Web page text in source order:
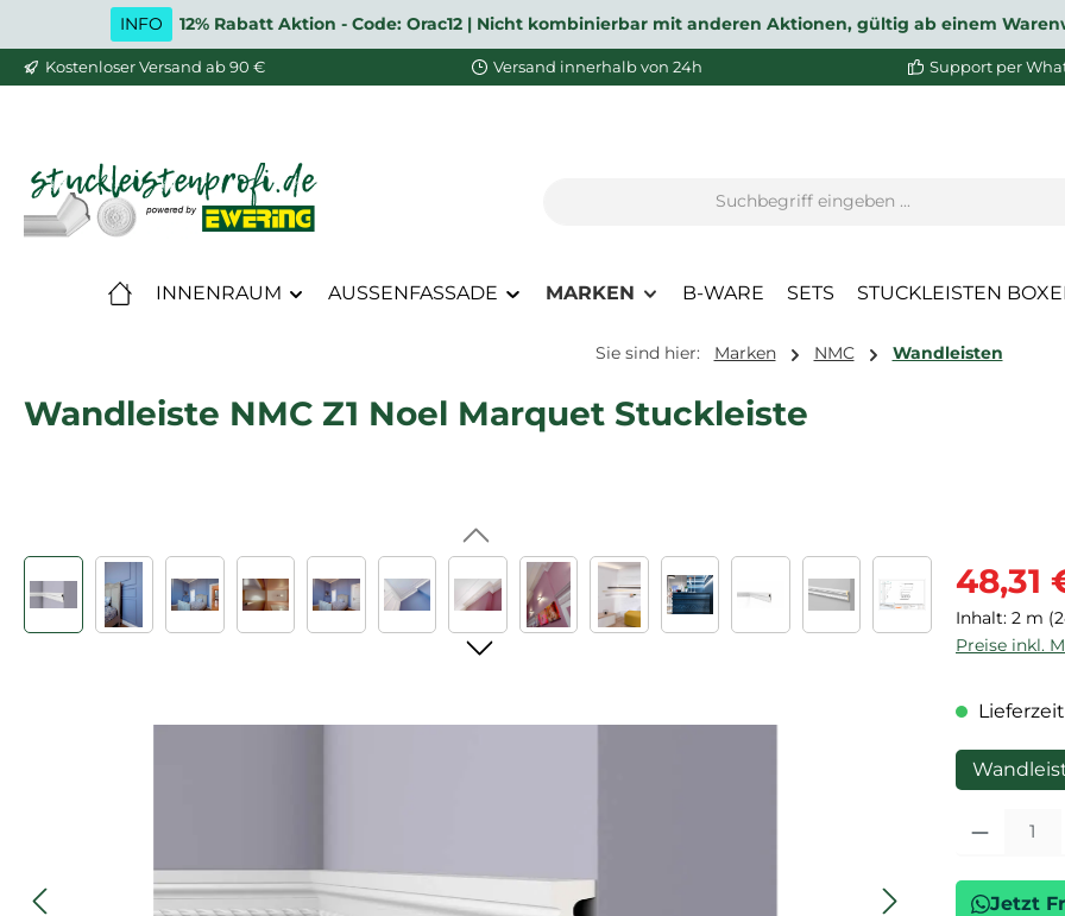
Hauptinhalt springen
Zur Suche springen
Zur Hauptnavigation springen
INFO 12% Rabatt Aktion - Code: Orac12 | Nicht kombinierbar mit anderen Aktionen, gültig ab einem
Kostenloser Versand ab 90 € Versand innerhalb von 24h Support per
INNENRAUM AUSSENFASSADE MARKEN B-WARE SETS STUCKLEISTEN
Sie sind hier: Marken NMC Wandleisten
Wandleiste NMC Z1 Noel Marquet Stuckleiste
Bildergalerie überspringen 48,31
Inhalt: 2 m
Preise inkl.
Produkt
Jetzt